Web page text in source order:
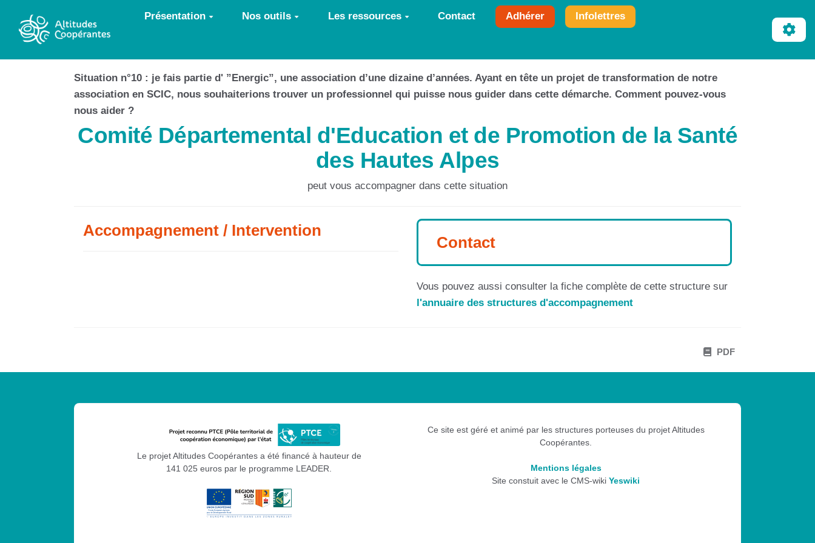
Aller au contenu principal Présentation Nos outils Les ressources Contact Adhérer Infolettres
Situation n°10 : je fais partie d' ”Energic”, une association d’une dizaine d’années. Ayant en tête un projet de transformation de notre
association en SCIC, nous souhaiterions trouver un professionnel qui puisse nous guider dans cette démarche. Comment pouvez-vous
nous aider ?
Comité Départemental d'Education et de Promotion de la Santé
des Hautes Alpes
peut vous accompagner dans cette situation
Accompagnement / Intervention
Contact
Vous pouvez aussi consulter la fiche complète de cette structure sur
l'annuaire des structures d'accompagnement
PDF
Le projet Altitudes Coopérantes a été financé à hauteur de
141 025 euros par le programme LEADER.
Ce site est géré et animé par les structures porteuses du projet Altitudes
Coopérantes.
Mentions légales
Site constuit avec le CMS-wikiYeswiki